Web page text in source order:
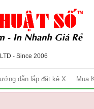
- Since 2006
dẫn lắp đặt kệ X Mua